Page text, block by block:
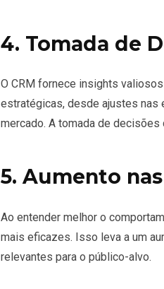
4. Tomada de
O CRM fornece insights
estratégicas, desde ajustes nas
mercado. A tomada de
5. Aumento
Ao entender melhor o
mais eficazes. Isso leva a um
relevantes para o público-alvo.